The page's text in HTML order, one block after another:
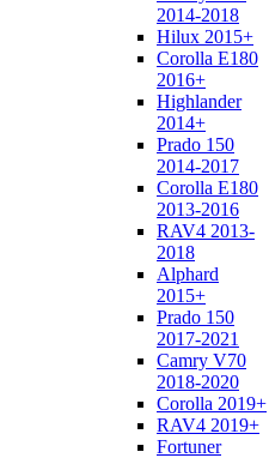
2014-2018
Hilux 2015+
Corolla E180
2016+
Highlander
2014+
Prado 150
2014-2017
Corolla E180
2013-2016
RAV4 2013-
2018
Alphard
2015+
Prado 150
2017-2021
Camry V70
2018-2020
Corolla 2019+
RAV4 2019+
Fortuner